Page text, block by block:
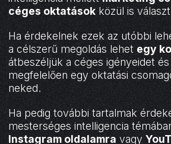
céges oktatások közül is
Ha érdekelnek ezek az utóbbi
a célszerű megoldás lehet egy
átbeszéljük a céges igényeidet
megfelelően egy oktatási
neked.
Ha pedig további tartalmak
mesterséges intelligencia
Instagram oldalamra vagy